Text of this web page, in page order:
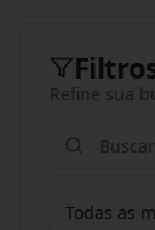
Refine sua
Todas as